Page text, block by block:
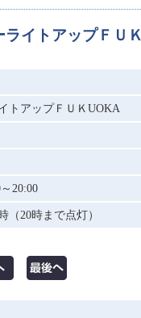
ライトアップＦＵＫ
トアップＦＵＫUOKA
20:00
（20時まで点灯）